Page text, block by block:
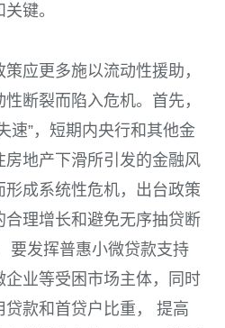
键。
应更多施以流动性援助，
断裂而陷入危机。首先，
速”，短期内央行和其他金
房地产下滑所引发的金融风
形成系统性危机，出台政策
合理增长和避免无序抽贷断
要发挥普惠小微贷款支持
企业等受困市场主体，同时
款和首贷户比重， 提高